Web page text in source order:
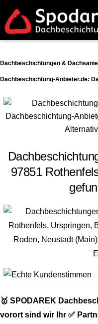
Dachbeschichtungen &
Dachbeschichtung-Anbieter.de:
97851
🥇 SPODAREK
vorort sind wir Ihr ✅